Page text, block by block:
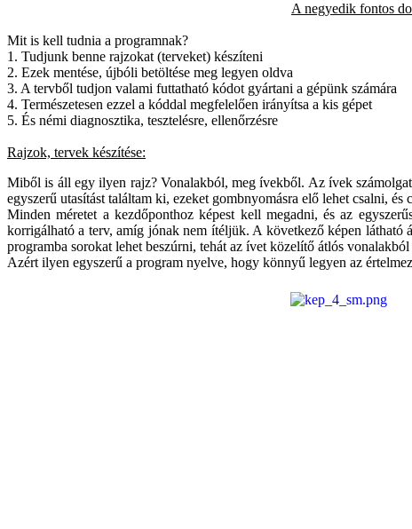
A negyedik fontos
Mit is kell tudnia a programnak?
1. Tudjunk benne rajzokat (terveket) készíteni
2. Ezek mentése, újbóli betöltése meg legyen oldva
3. A tervből tudjon valami futtatható kódot gyártani a gépünk számára
4. Természetesen ezzel a kóddal megfelelően irányítsa a kis gépet
5. És némi diagnosztika, tesztelésre, ellenőrzésre
Rajzok, tervek készítése:
Miből is áll egy ilyen rajz? Vonalakból, meg ívekből. Az ívek
egyszerű utasítást találtam ki, ezeket gombnyomásra elő lehet csalni,
Minden méretet a kezdőponthoz képest kell megadni, és az
korrigálható a terv, amíg jónak nem ítéljük. A következő képen
programba sorokat lehet beszúrni, tehát az ívet közelítő átlós
Azért ilyen egyszerű a program nyelve, hogy könnyű legyen az